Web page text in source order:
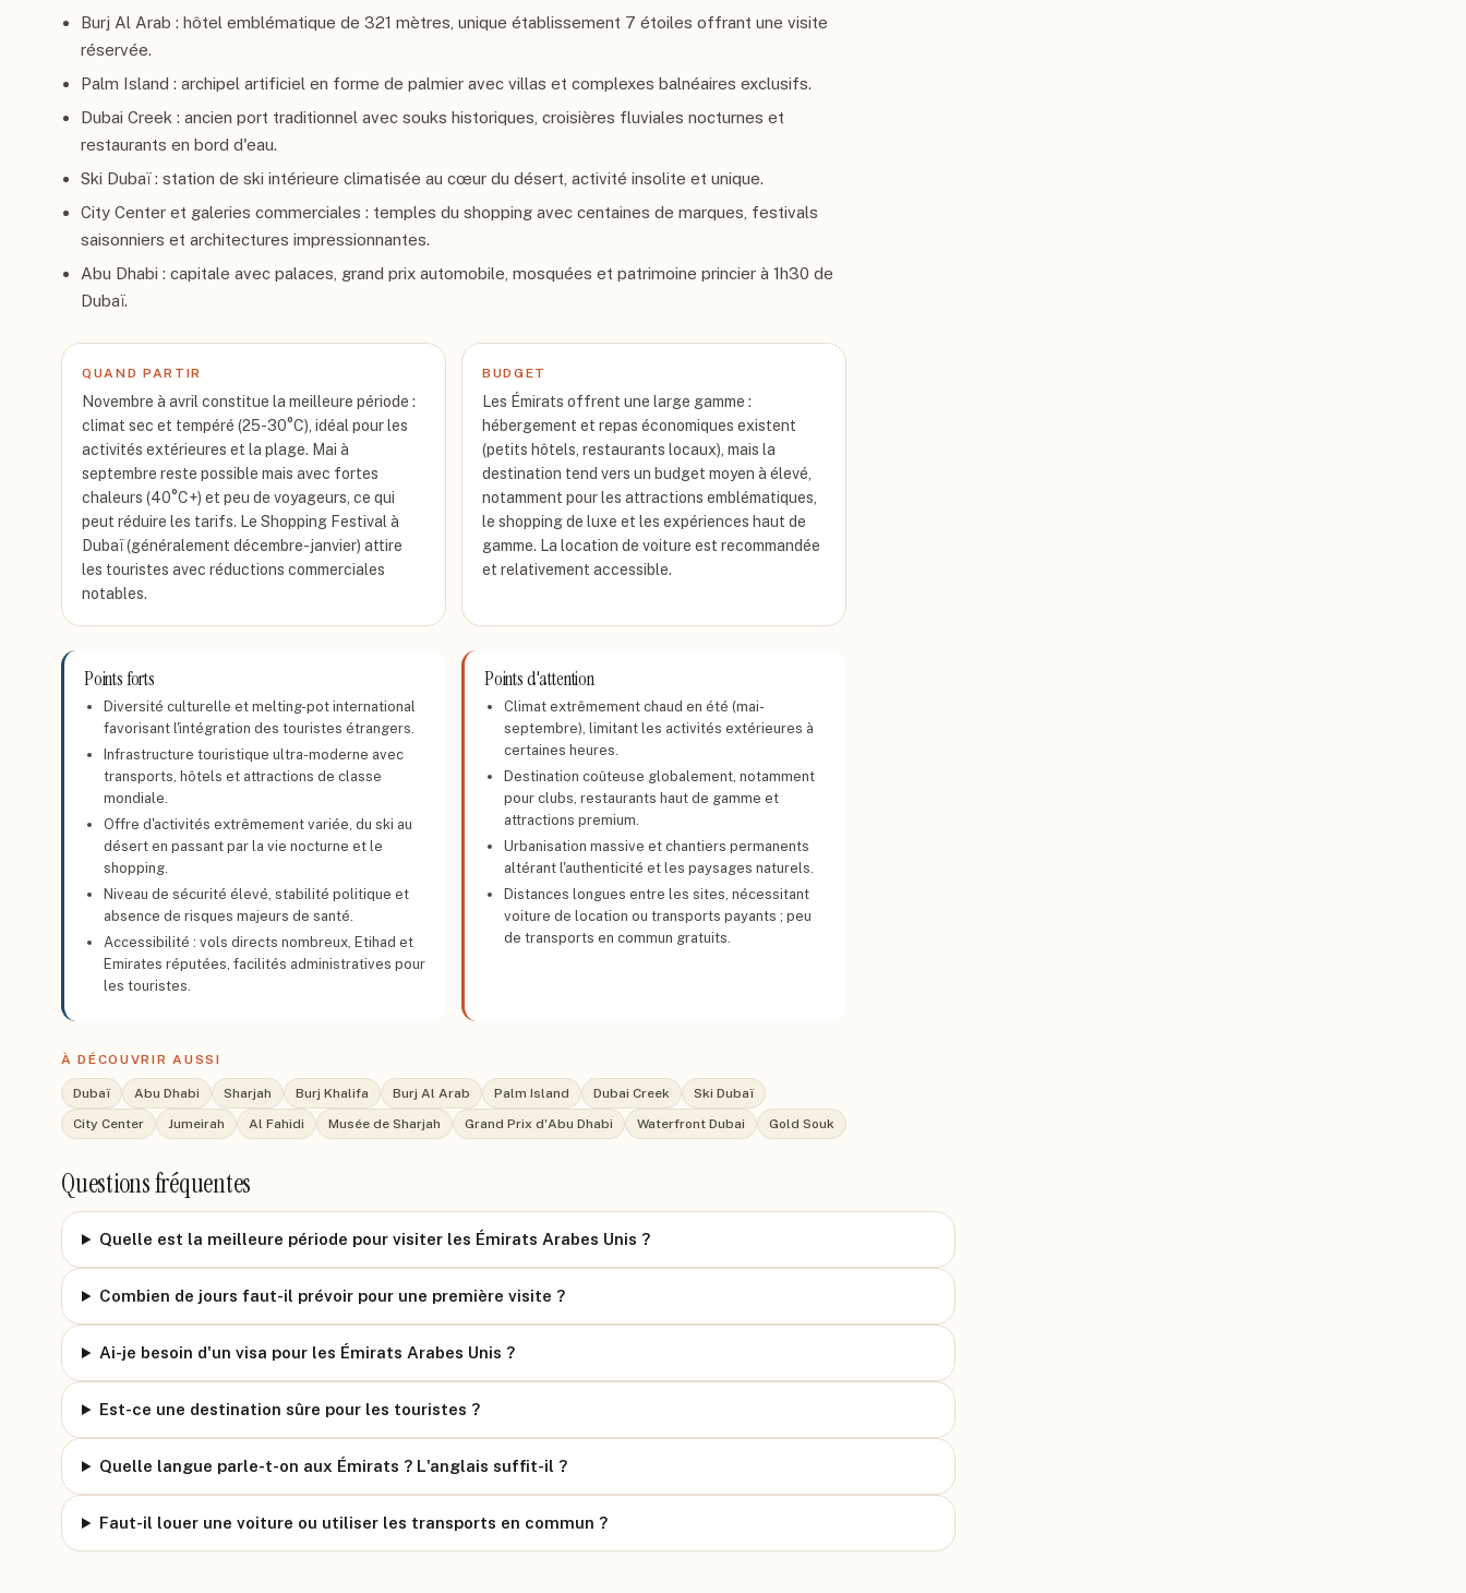
Burj Al Arab : hôtel emblématique de 321 mètres, unique établissement 7 étoiles offrant une visite
réservée.
Palm Island : archipel artificiel en forme de palmier avec villas et complexes balnéaires exclusifs.
Dubai Creek : ancien port traditionnel avec souks historiques, croisières fluviales nocturnes et
restaurants en bord d'eau.
Ski Dubaï : station de ski intérieure climatisée au cœur du désert, activité insolite et unique.
City Center et galeries commerciales : temples du shopping avec centaines de marques, festivals
saisonniers et architectures impressionnantes.
Abu Dhabi : capitale avec palaces, grand prix automobile, mosquées et patrimoine princier à 1h30 de
Dubaï.
QUAND PARTIR
Novembre à avril constitue la meilleure période :
climat sec et tempéré (25-30°C), idéal pour les
activités extérieures et la plage. Mai à
septembre reste possible mais avec fortes
chaleurs (40°C+) et peu de voyageurs, ce qui
peut réduire les tarifs. Le Shopping Festival à
Dubaï (généralement décembre-janvier) attire
les touristes avec réductions commerciales
notables.
BUDGET
Les Émirats offrent une large gamme :
hébergement et repas économiques existent
(petits hôtels, restaurants locaux), mais la
destination tend vers un budget moyen à élevé,
notamment pour les attractions emblématiques,
le shopping de luxe et les expériences haut de
gamme. La location de voiture est recommandée
et relativement accessible.
Points forts
Diversité culturelle et melting-pot international
favorisant l'intégration des touristes étrangers.
Infrastructure touristique ultra-moderne avec
transports, hôtels et attractions de classe
mondiale.
Offre d'activités extrêmement variée, du ski au
désert en passant par la vie nocturne et le
shopping.
Niveau de sécurité élevé, stabilité politique et
absence de risques majeurs de santé.
Accessibilité : vols directs nombreux, Etihad et
Emirates réputées, facilités administratives pour
les touristes.
Points d'attention
Climat extrêmement chaud en été (mai-
septembre), limitant les activités extérieures à
certaines heures.
Destination coûteuse globalement, notamment
pour clubs, restaurants haut de gamme et
attractions premium.
Urbanisation massive et chantiers permanents
altérant l'authenticité et les paysages naturels.
Distances longues entre les sites, nécessitant
voiture de location ou transports payants ; peu
de transports en commun gratuits.
À DÉCOUVRIR AUSSI
Dubaï Abu Dhabi Sharjah Burj Khalifa Burj Al Arab Palm Island Dubai Creek
Ski Dubaï
City Center
Jumeirah Al Fahidi Musée de Sharjah Grand Prix d'Abu Dhabi Waterfront Dubai Gold Souk
Questions fréquentes
Quelle est la meilleure période pour visiter les Émirats Arabes Unis ?
Combien de jours faut-il prévoir pour une première visite ?
Ai-je besoin d'un visa pour les Émirats Arabes Unis ?
Est-ce une destination sûre pour les touristes ?
Quelle langue parle-t-on aux Émirats ? L'anglais suffit-il ?
Faut-il louer une voiture ou utiliser les transports en commun ?